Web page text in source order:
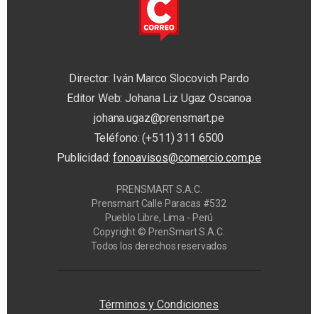
Director: Iván Marco Slocovich Pardo
Editor Web: Johana Liz Ugaz Oscanoa
johana.ugaz@prensmart.pe
Teléfono: (+511) 311 6500
Publicidad:fonoavisos@comercio.com.pe
PRENSMART S.A.C.
Prensmart Calle Paracas #532
Pueblo Libre, Lima - Perú
Copyright © PrenSmart S.A.C.
Todos los derechos reservados
Términos y Condiciones